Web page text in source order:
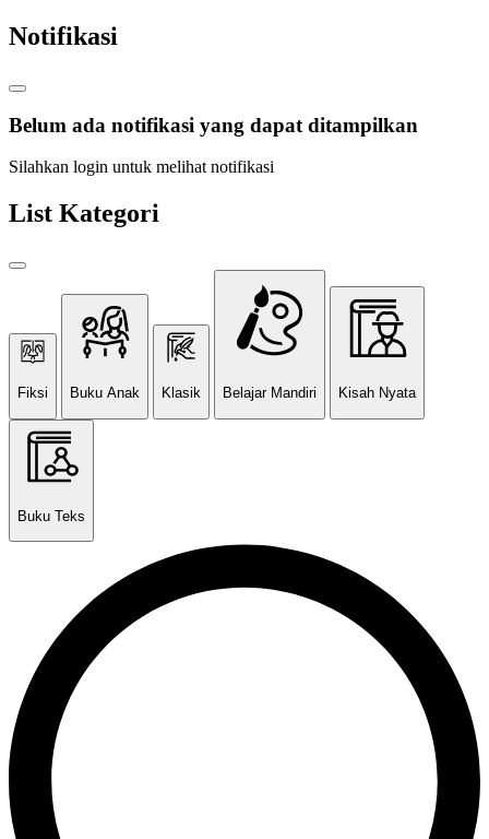
Notifikasi
Belum ada notifikasi yang dapat ditampilkan
Silahkan login untuk melihat notifikasi
List Kategori
Fiksi Buku Anak Klasik Belajar Mandiri Kisah Nyata
Buku Teks